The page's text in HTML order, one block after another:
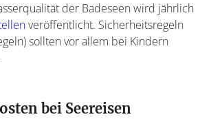
der Badeseen wird jährlich
veröffentlicht. Sicherheitsregeln
sollten vor allem bei Kindern
bei Seereisen